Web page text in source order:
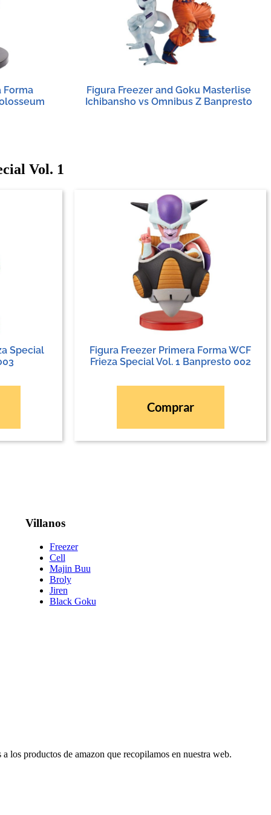
Forma
Figura Freezer and Goku Masterlise
Ichibansho vs Omnibus Z Banpresto
Vol. 1
Special
Figura Freezer Primera Forma WCF
Frieza Special Vol. 1 Banpresto 002
Comprar
Villanos
Freezer
Cell
Majin Buu
Broly
Jiren
Black Goku
los productos de amazon que recopilamos en nuestra web.